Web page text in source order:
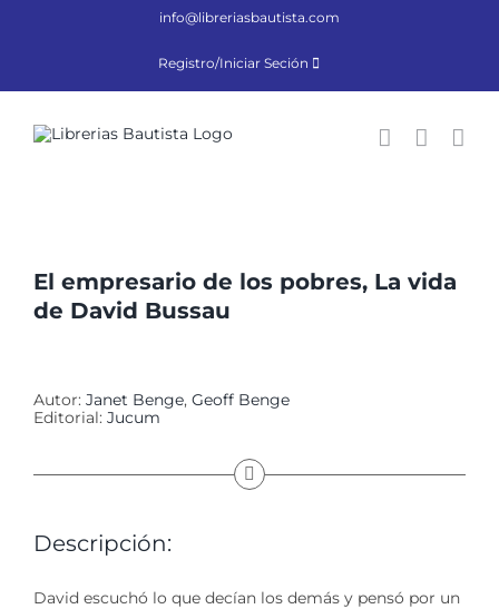
info@libreriasbautista.com
Registro/Iniciar Seción
El empresario de los pobres, La vida
de David Bussau
Autor: Janet Benge, Geoff Benge
Editorial: Jucum
Descripción:
David escuchó lo que decían los demás y pensó por un